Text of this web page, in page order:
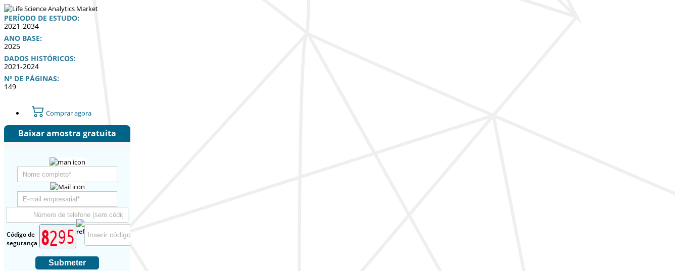
PERÍODO DE ESTUDO:
2021-2034
ANO BASE:
2025
DADOS HISTÓRICOS:
2021-2024
Nº DE PÁGINAS:
149
Comprar agora
Baixar amostra gratuita
Código de
segurança
Submeter